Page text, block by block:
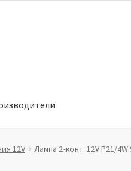
обработки
12V Лампа 2-конт. 12V P21/